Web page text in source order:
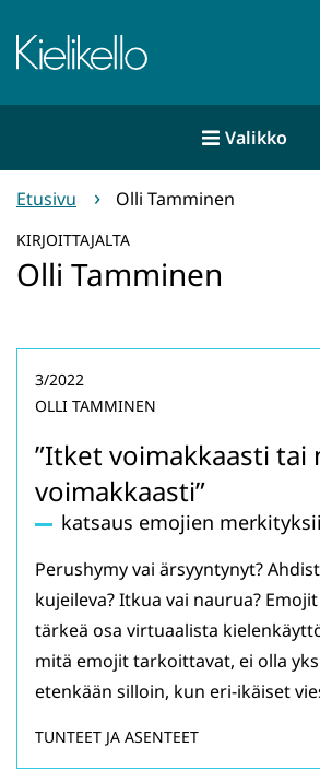
sisältöön
Etusivu
Valikko
Etusivu Olli Tamminen
KIRJOITTAJALTA
Olli Tamminen
”Itket voimakkaasti tai
voimakkaasti”
katsaus emojien
3/2022
OLLI TAMMINEN
Perushymy vai ärsyyntynyt?
kujeileva? Itkua vai naurua?
tärkeä osa virtuaalista
mitä emojit tarkoittavat, ei olla
etenkään silloin, kun eri-ikäiset
TUNTEET JA ASENTEET